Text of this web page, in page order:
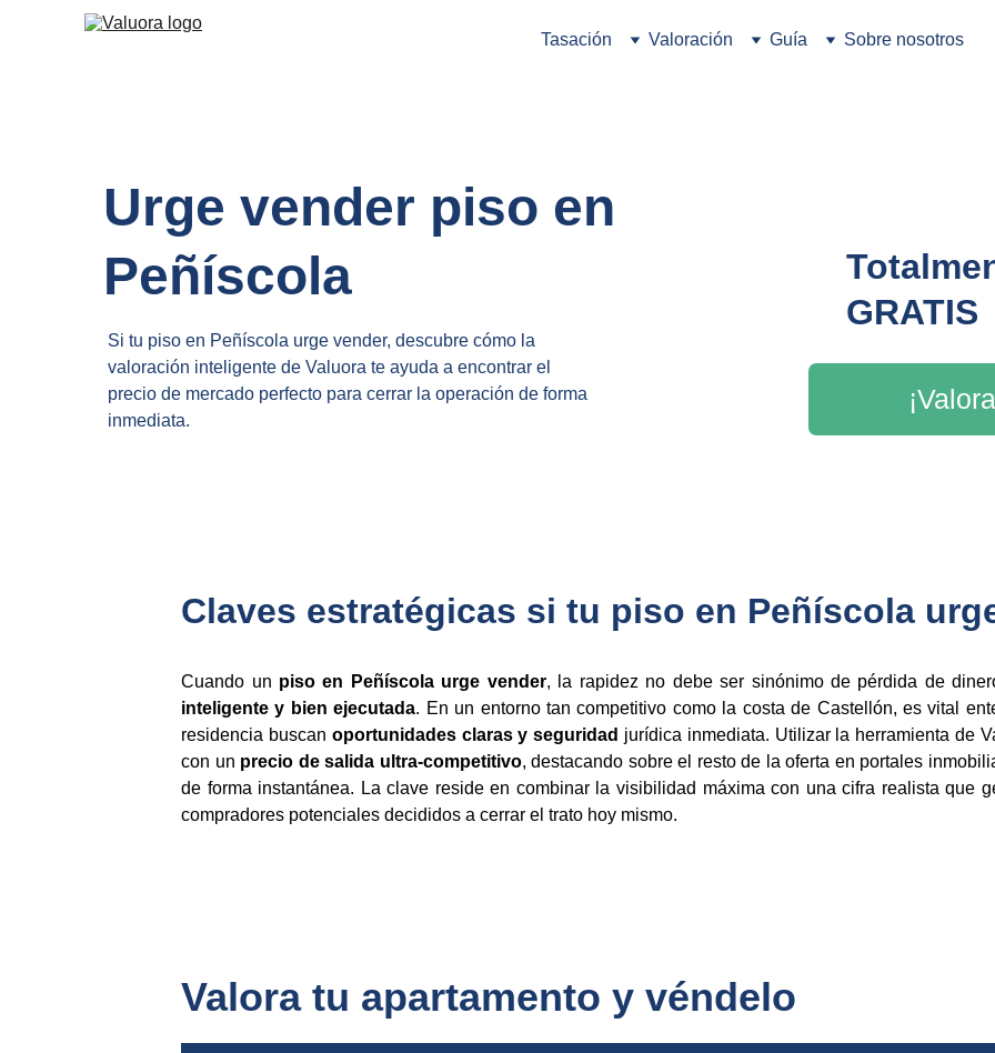
Tasación Valoración Guía Sobre nosotros
Urge vender piso en
Peñíscola
Si tu piso en Peñíscola urge vender, descubre cómo la
valoración inteligente de Valuora te ayuda a encontrar el
precio de mercado perfecto para cerrar la operación de forma
inmediata.
GRATIS
Claves estratégicas si tu piso en Peñíscola
Cuando un piso en Peñíscola urge vender, la rapidez no debe ser sinónimo de pérdida de
inteligente y bien ejecutada. En un entorno tan competitivo como la costa de Castellón, es vital
residencia buscan oportunidades claras y seguridad jurídica inmediata. Utilizar la herramienta de
con un precio de salida ultra-competitivo, destacando sobre el resto de la oferta en portales
de forma instantánea. La clave reside en combinar la visibilidad máxima con una cifra realista que
compradores potenciales decididos a cerrar el trato hoy mismo.
Valora tu apartamento y véndelo